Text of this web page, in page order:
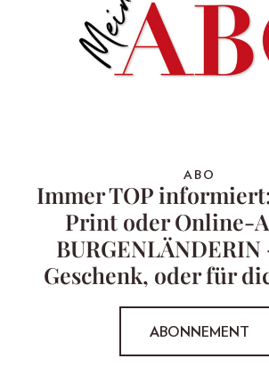
ABO
Immer TOP
Print oder Online-
BURGENLÄNDERIN
Geschenk, oder für
ABONNEMENT